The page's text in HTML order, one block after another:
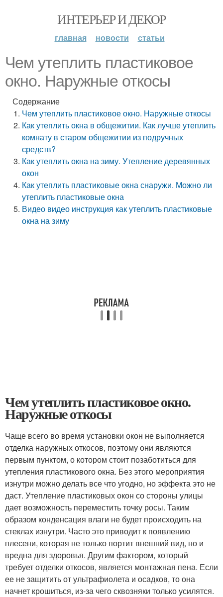
ИНТЕРЬЕР И ДЕКОР
главная новости статьи
Чем утеплить пластиковое
окно. Наружные откосы
Содержание
Чем утеплить пластиковое окно. Наружные откосы
Как утеплить окна в общежитии. Как лучше утеплить
комнату в старом общежитии из подручных
средств?
Как утеплить окна на зиму. Утепление деревянных
окон
Как утеплить пластиковые окна снаружи. Можно ли
утеплить пластиковые окна
Видео видео инструкция как утеплить пластиковые
окна на зиму
Чем утеплить пластиковое окно.
Наружные откосы
Чаще всего во время установки окон не выполняется
отделка наружных откосов, поэтому они являются
первым пунктом, о котором стоит позаботиться для
утепления пластикового окна. Без этого мероприятия
изнутри можно делать все что угодно, но эффекта это не
даст. Утепление пластиковых окон со стороны улицы
дает возможность переместить точку росы. Таким
образом конденсация влаги не будет происходить на
стеклах изнутри. Часто это приводит к появлению
плесени, которая не только портит внешний вид, но и
вредна для здоровья. Другим фактором, который
требует отделки откосов, является монтажная пена. Если
ее не защитить от ультрафиолета и осадков, то она
начнет крошиться, из-за чего сквозняки только усилятся.